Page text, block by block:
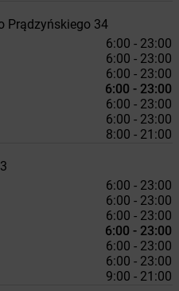
Prądzyńskiego 34
6:00 - 23:00
6:00 - 23:00
6:00 - 23:00
6:00 - 23:00
6:00 - 23:00
6:00 - 23:00
8:00 - 21:00
6:00 - 23:00
6:00 - 23:00
6:00 - 23:00
6:00 - 23:00
6:00 - 23:00
6:00 - 23:00
9:00 - 21:00